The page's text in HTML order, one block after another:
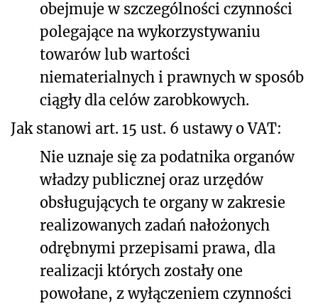
obejmuje w szczególności czynności
polegające na wykorzystywaniu
towarów lub wartości
niematerialnych i prawnych w sposób
ciągły dla celów zarobkowych.
Jak stanowi art. 15 ust. 6 ustawy o VAT:
Nie uznaje się za podatnika organów
władzy publicznej oraz urzędów
obsługujących te organy w zakresie
realizowanych zadań nałożonych
odrębnymi przepisami prawa, dla
realizacji których zostały one
powołane, z wyłączeniem czynności